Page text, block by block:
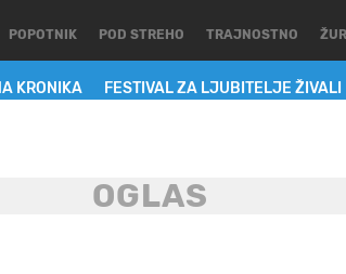
KRONIKA FESTIVAL ZA LJUBITELJE ŽIVALI
POPOTNIK POD STREHO TRAJNOSTNO